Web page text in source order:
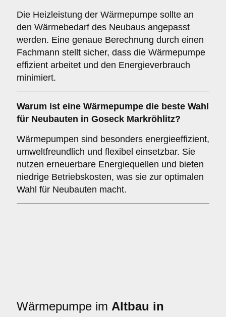
Die Heizleistung der Wärmepumpe sollte an
den Wärmebedarf des Neubaus angepasst
werden. Eine genaue Berechnung durch einen
Fachmann stellt sicher, dass die Wärmepumpe
effizient arbeitet und den Energieverbrauch
minimiert.
Warum ist eine Wärmepumpe die beste Wahl
für Neubauten in Goseck Markröhlitz?
Wärmepumpen sind besonders energieeffizient,
umweltfreundlich und flexibel einsetzbar. Sie
nutzen erneuerbare Energiequellen und bieten
niedrige Betriebskosten, was sie zur optimalen
Wahl für Neubauten macht.
Wärmepumpe im Altbau in